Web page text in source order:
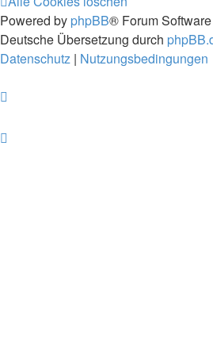
Powered by phpBB® Forum
Deutsche Übersetzung durch
Datenschutz | Nutzungsbedingungen